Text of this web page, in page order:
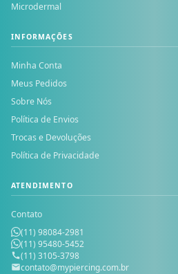
Microdermal
INFORMAÇÕES
Minha Conta
Meus Pedidos
Sobre Nós
Política de Envios
Trocas e Devoluções
Política de Privacidade
ATENDIMENTO
Contato
(11) 98084-2981
(11) 95480-5452
(11) 3105-3798
contato@mypiercing.com.br